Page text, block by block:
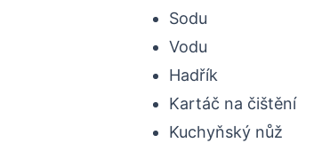
Sodu
Vodu
Hadřík
Kartáč na čištění
Kuchyňský nůž